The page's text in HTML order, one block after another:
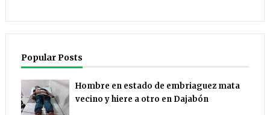
Popular Posts
Hombre en estado de embriaguez mata
vecino y hiere a otro en Dajabón